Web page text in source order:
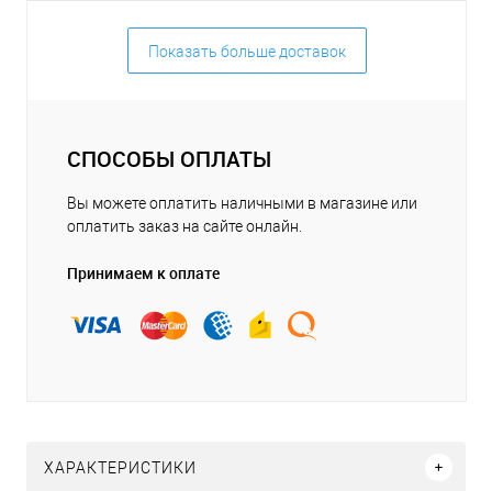
Показать больше доставок
СПОСОБЫ ОПЛАТЫ
Вы можете оплатить наличными в магазине или
оплатить заказ на сайте онлайн.
Принимаем к оплате
ХАРАКТЕРИСТИКИ